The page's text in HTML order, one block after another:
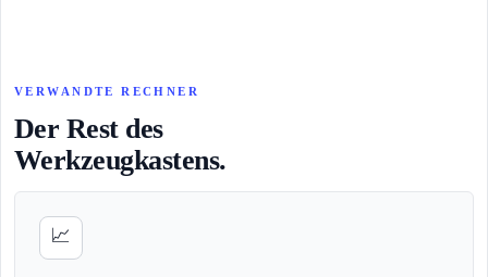
VERWANDTE RECHNER
Der Rest des
Werkzeugkastens.
📈